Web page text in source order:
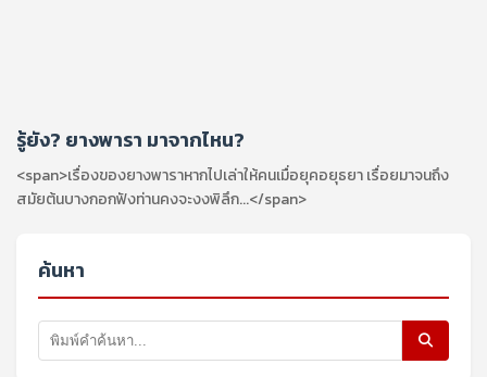
รู้ยัง? ยางพารา มาจากไหน?
<span>เรื่องของยางพาราหากไปเล่าให้คนเมื่อยุคอยุธยา เรื่อยมาจนถึง
สมัยต้นบางกอกฟังท่านคงจะงงพิลึก...</span>
ค้นหา